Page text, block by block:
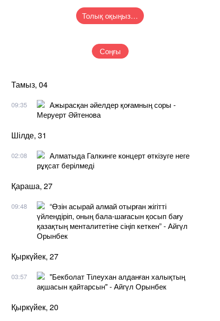
Толық оқыңыз…
Соңғы
Тамыз, 04
09:35
Ажырасқан әйелдер қоғамның соры -
Меруерт Әйтенова
Шілде, 31
02:08
Алматыда Галкинге концерт өткізуге неге
рұқсат берілмеді
Қараша, 27
09:48
“Өзін асырай алмай отырған жігітті
үйлендіріп, оның бала-шағасын қосып бағу
қазақтың менталитетіне сіңіп кеткен” - Айгүл
Орынбек
Қыркүйек, 27
03:57
"Бекболат Тілеухан алданған халықтың
ақшасын қайтарсын" - Айгүл Орынбек
Қыркүйек, 20